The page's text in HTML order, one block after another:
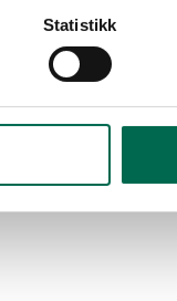
Statistikk